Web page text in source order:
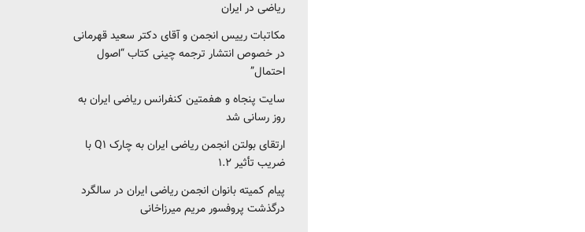
ریاضی در ایران
مکاتبات رییس انجمن و آقای دکتر سعید قهرمانی
در خصوص انتشار ترجمه چینی کتاب “اصول
احتمال”
سایت پنجاه و هفمتین کنفرانس ریاضی ایران به
روز رسانی شد
ارتقای بولتن انجمن ریاضی ایران به چارک Q1 با
ضریب تأثیر ۱.۲
پیام کمیته بانوان انجمن ریاضی ایران در سالگرد
درگذشت پروفسور مریم میرزاخانی